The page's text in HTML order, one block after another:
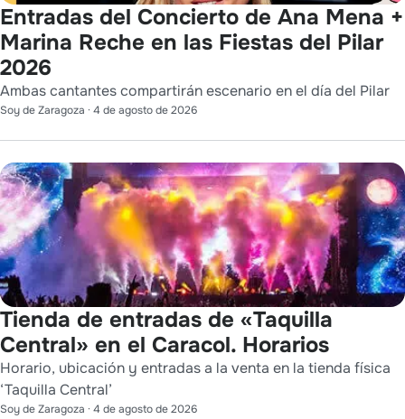
Entradas del Concierto de Ana Mena +
Marina Reche en las Fiestas del Pilar
2026
Ambas cantantes compartirán escenario en el día del Pilar
Soy de Zaragoza · 4 de agosto de 2026
Tienda de entradas de «Taquilla
Central» en el Caracol. Horarios
Horario, ubicación y entradas a la venta en la tienda física
‘Taquilla Central’
Soy de Zaragoza · 4 de agosto de 2026